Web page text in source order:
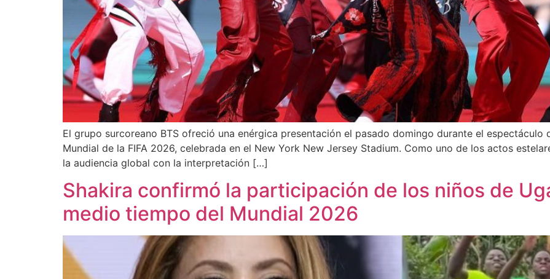
El grupo surcoreano BTS ofreció una enérgica presentación el pasado domingo durante el
Mundial de la FIFA 2026, celebrada en el New York New Jersey Stadium. Como uno de los actos
la audiencia global con la interpretación […]
Shakira confirmó la participación de los niños de
medio tiempo del Mundial 2026